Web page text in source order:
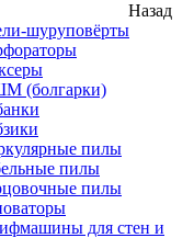
Назад
шуруповёрты
(болгарки)
пилы
пилы
пилы
для стен и